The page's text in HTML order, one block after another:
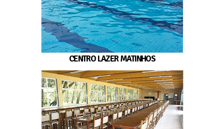
CENTRO LAZER MATINHOS